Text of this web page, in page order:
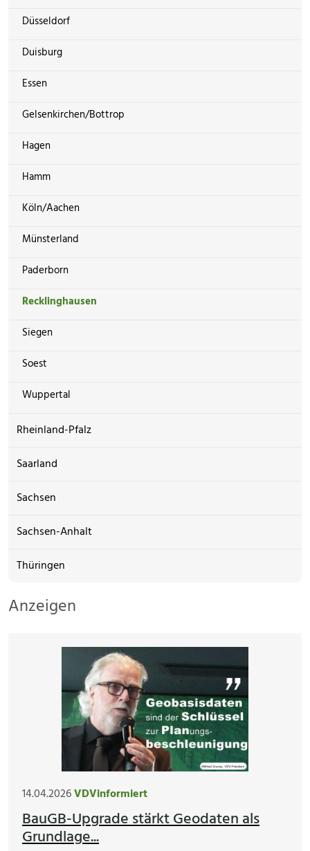
Düsseldorf
Duisburg
Essen
Gelsenkirchen/Bottrop
Hagen
Hamm
Köln/Aachen
Münsterland
Paderborn
Recklinghausen
Siegen
Soest
Wuppertal
Rheinland-Pfalz
Saarland
Sachsen
Sachsen-Anhalt
Thüringen
Anzeigen
14.04.2026VDVinformiert
BauGB-Upgrade stärkt Geodaten als
Grundlage...